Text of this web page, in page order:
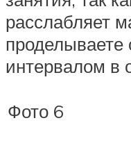
расслабляет
интервалом в
Фото 6